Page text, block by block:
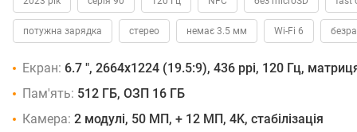
потужна зарядка стерео немає 3.5 мм Wi-Fi 6
Екран: 6.7 ", 2664х1224 (19.5:9), 436 ppi, 120 Гц,
Пам'ять: 512 ГБ, ОЗП 16 ГБ
Камера: 2 модулі, 50 МП, + 12 МП, 4K, стабілізація